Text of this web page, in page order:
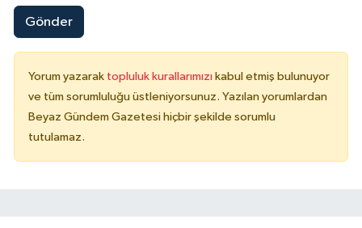
Gönder
Yorum yazarak topluluk kurallarımızı kabul etmiş bulunuyor
ve tüm sorumluluğu üstleniyorsunuz. Yazılan yorumlardan
Beyaz Gündem Gazetesi hiçbir şekilde sorumlu
tutulamaz.